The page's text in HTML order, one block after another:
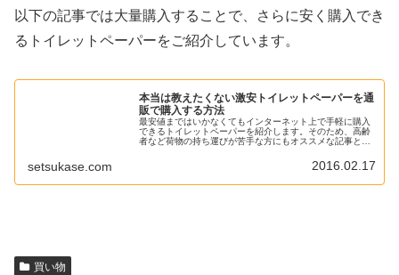
以下の記事では大量購入することで、さらに安く購入でき
るトイレットペーパーをご紹介しています。
本当は教えたくない激安トイレットペーパーを通
販で購入する方法
最安値まではいかなくてもインターネット上で手軽に購入
できるトイレットペーパーを紹介します。そのため、高齢
者など荷物の持ち運びが苦手な方にもオススメな記事とな
setsukase.com 2016.02.17
買い物